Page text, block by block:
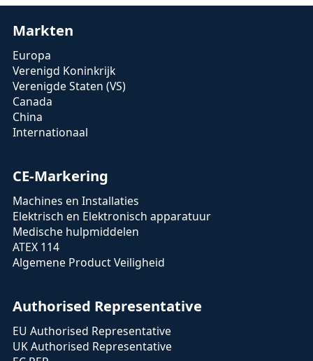
Markten
Europa
Verenigd Koninkrijk
Verenigde Staten (VS)
Canada
China
Internationaal
CE-Markering
Machines en Installaties
Elektrisch en Elektronisch apparatuur
Medische hulpmiddelen
ATEX 114
Algemene Product Veiligheid
Authorised Representative
EU Authorised Representative
UK Authorised Representative